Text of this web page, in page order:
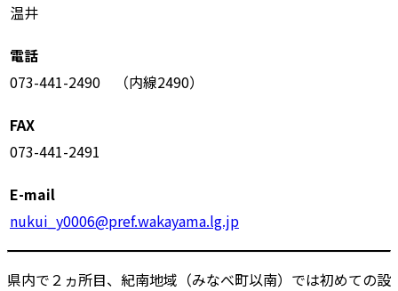
温井
電話
073-441-2490 （内線2490）
FAX
073-441-2491
E-mail
nukui_y0006@pref.wakayama.lg.jp
県内で２ヵ所目、紀南地域（みなべ町以南）では初めての設